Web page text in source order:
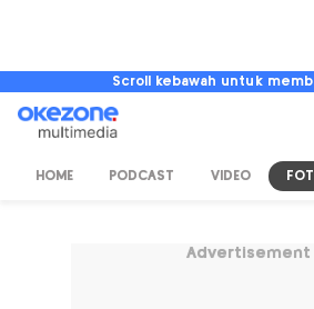
Scroll kebawah untuk
HOME PODCAST VIDEO
Advertisement